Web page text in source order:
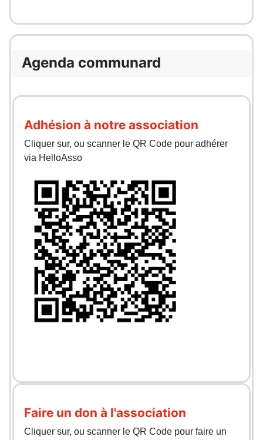
Agenda communard
Adhésion à notre association
Cliquer sur, ou scanner le QR Code pour adhérer
via HelloAsso
Faire un don à l'association
Cliquer sur, ou scanner le QR Code pour faire un